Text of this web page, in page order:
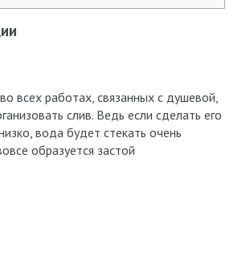
всех работах, связанных с душевой,
слив. Ведь если сделать его
вода будет стекать очень
образуется застой